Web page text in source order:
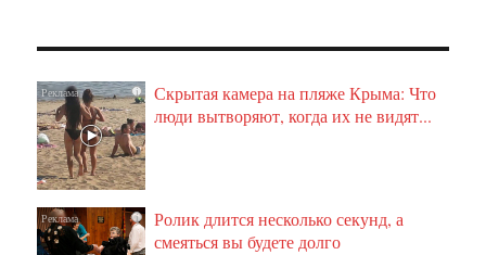
i
Скрытая камера на пляже Крыма: Что
люди вытворяют, когда их не видят...
i
Ролик длится несколько секунд, а
смеяться вы будете долго